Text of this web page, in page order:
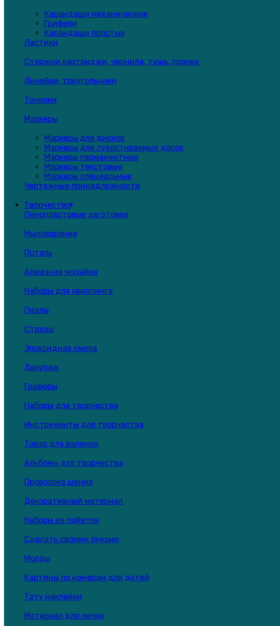
Карандаши механические
Грифели
Карандаши простые
Ластики
Стержни,картриджи, чернила, тушь, прочее
Линейки, треугольники
Точилки
Маркеры
Маркеры для дисков
Маркеры для сухостираемых досок
Маркеры перманентные
Маркеры текстовые
Маркеры специальные
Чертежные принадлежности
Творчество
Пенопластовые заготовки
Мыловарение
Поталь
Алмазная мозайка
Наборы для квиллинга
Пазлы
Стразы
Эпоксидная смола
Декупаж
Гравюры
Наборы для творчества
Инструменты для творчества
Товар для валяния
Альбомы для творчества
Проволока шенил
Декоративный материал
Наборы из пайеток
Сделать своими руками
Молды
Картины по номерам для детей
Тату наклейки
Материал для лепки